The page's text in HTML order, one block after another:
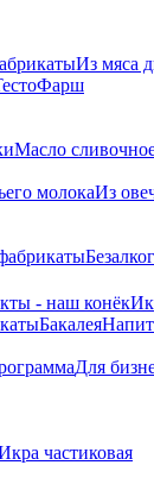
Из мяса
Фарш
Масло
молокаИз
- наш конёк
Бакалея
Для
частиковая